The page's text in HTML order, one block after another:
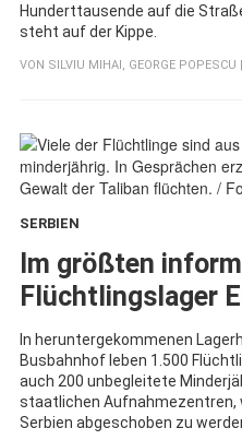
Hunderttausende auf die
steht auf der Kippe.
VON SILVIU MIHAI GEORGE POPESCU
SERBIEN
Im größten
Flüchtlingslager
In heruntergekommenen
Busbahnhof leben 1.500
auch 200 unbegleitete
staatlichen Aufnahmezentren,
Serbien abgeschoben zu